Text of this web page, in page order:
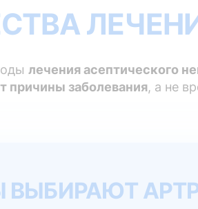
лечения асептического
причины заболевания, а не
ВЫБИРАЮТ